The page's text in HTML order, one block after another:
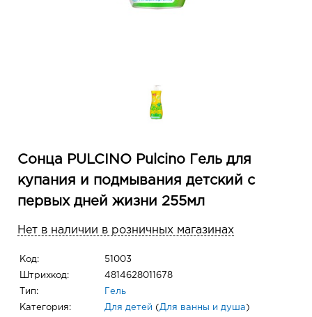
Сонца PULCINO Pulcino Гель для
купания и подмывания детский с
первых дней жизни 255мл
Нет в наличии в розничных магазинах
Код: 51003
Штрихкод: 4814628011678
Тип: Гель
Категория: Для детей ( Для ванны и душа )